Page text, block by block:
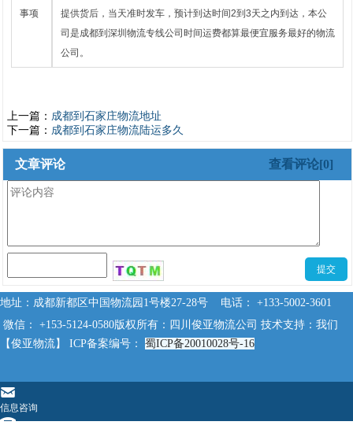
事项
提供货后，当天准时发车，预计到达时间2到3天之内到达，本公
司是成都到深圳物流专线公司时间运费都算最便宜服务最好的物流
公司。
上一篇： 成都到石家庄物流地址
下一篇： 成都到石家庄物流陆运多久
查看评论[0]
文章评论
地址：成都新都区中国物流园1号楼27-28号 电话： +133-5002-3601
微信： +153-5124-0580版权所有：四川俊亚物流公司 技术支持：我们
【俊亚物流】 ICP备案编号： 蜀ICP备20010028号-16
󰄸
信息咨询
󰇯